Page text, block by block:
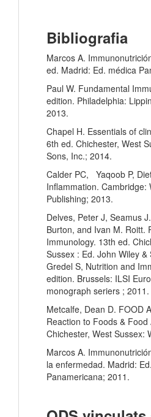
Bibliografia
Marcos A.
ed. Madrid: Ed. médica
Paul W. Fundamental
edition. Philadelphia:
2013.
Chapel H. Essentials of
6th ed. Chichester, West
Sons, Inc.; 2014.
Calder PC, Yaqoob P,
Inflammation. Cambridge:
Publishing; 2013.
Delves, Peter J, Seamus
Burton, and Ivan M. Roitt.
Immunology. 13th ed.
Sussex : Ed. John Wiley
Gredel S, Nutrition and
edition. Brussels: ILSI
monograph seriers ; 2011.
Metcalfe, Dean D. FOOD
Reaction to Foods &
Chichester, West Sussex:
Marcos A.
la enfermedad. Madrid:
Panamericana; 2011.